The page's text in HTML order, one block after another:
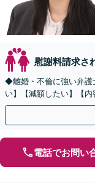
慰謝料請求さ
◆離婚・不倫に強い弁護
い】【減額したい】【内
電話でお問い